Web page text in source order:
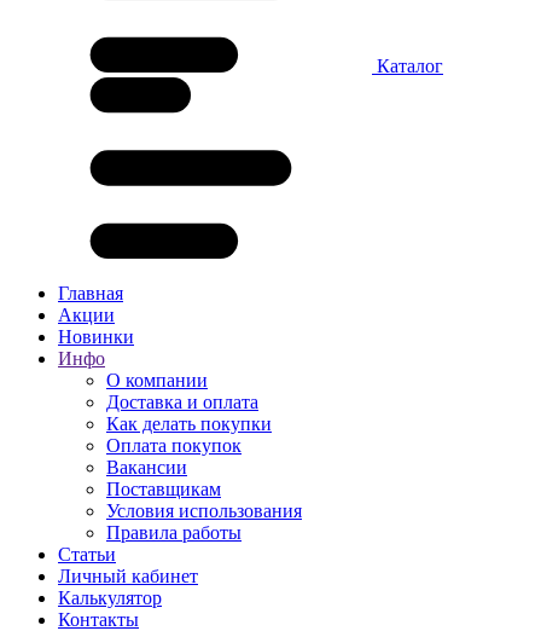
Каталог
Главная
Акции
Новинки
Инфо
О компании
Доставка и оплата
Как делать покупки
Оплата покупок
Вакансии
Поставщикам
Условия использования
Правила работы
Статьи
Личный кабинет
Калькулятор
Контакты